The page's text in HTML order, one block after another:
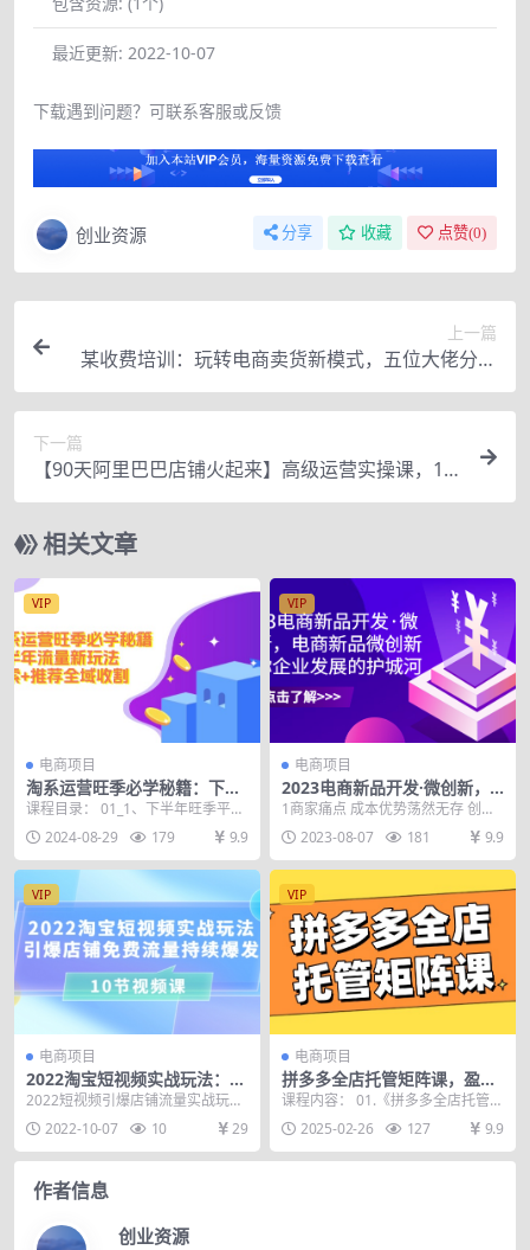
最近更新: 2022-10-07
下载遇到问题？可联系客服或反馈
创业资源 分享 收藏 点赞(0)
上一篇
某收费培训：玩转电商卖货新模式，五位大佬分享
独门秘籍（无水印）
下一篇
【90天阿里巴巴店铺火起来】高级运营实操课，16
88运营高手必修课
相关文章
VIP
电商项目
淘系运营旺季必学秘籍：下半
年流量新玩法：搜索+推荐全
域收割（无水印）
课程目录： 01_1、下半年旺季平台
趋势和动态 02_2、店铺基础搭建三
要素（关...
2024-08-29 179 9.9
VIP
电商项目
2023电商新品开发·微创新，
电商新品微创新是你企业发展
的护城河
1商家痛点 成本优势荡然无存 创新
被山寨 技术落后 此消彼长 被动迭
代 新品就是...
2023-08-07 181 9.9
VIP
电商项目
2022淘宝短视频实战玩法：引
爆店铺免费流量持续爆发（10
2022短视频引爆店铺流量实战玩法
短视频内容场景多维布局助力店铺
免费流量持续爆...
2022-10-07 10 29
VIP
电商项目
拼多多全店托管矩阵课，盈利
动销玩法，高效计划设置，提
课程内容： 01.《拼多多全店托管矩
阵》不追单量 卖1单赚1单的钱.mp
4 02...2025-02-26 127 9.9
作者信息
创业资源